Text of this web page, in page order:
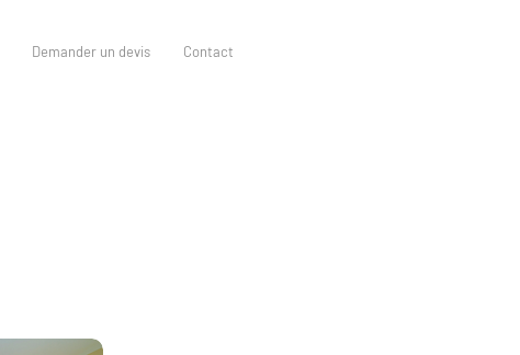
Demander un devis Contact